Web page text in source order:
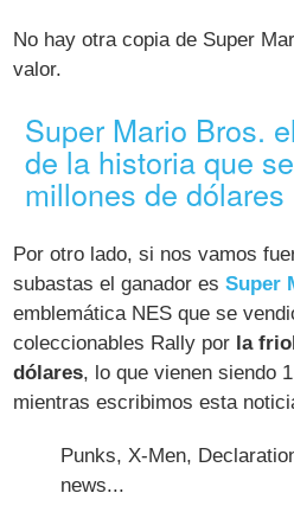
No hay otra copia de Super
valor.
Super Mario Bros.
de la historia que
millones de dólares
Por otro lado, si nos vamos
subastas el ganador esSuper
emblemática NES que se
coleccionables Rally por la
dólares, lo que vienen siendo
mientras escribimos esta
Punks, X-Men,
news...